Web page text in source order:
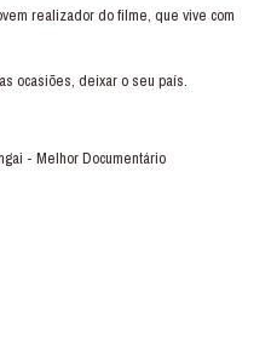
realizador do filme, que vive com
ocasiões, deixar o seu país.
- Melhor Documentário